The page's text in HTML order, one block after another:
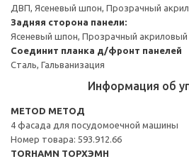
ДВП, Ясеневый шпон, Прозрачный
Задняя сторона панели:
Ясеневый шпон, Прозрачный акриловый
Соединит планка д/фронт панелей
Сталь, Гальванизация
Информация об
METOD МЕТОД
4 фасада для посудомоечной машины
Номер товара: 593.912.66
TORHAMN ТОРХЭМН